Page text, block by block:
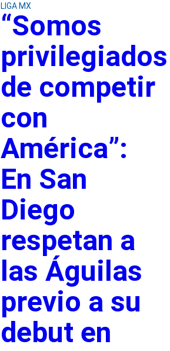
LIGA MX
“Somos
privilegiados
de competir
con
América”:
En San
Diego
respetan a
las Águilas
previo a su
debut en